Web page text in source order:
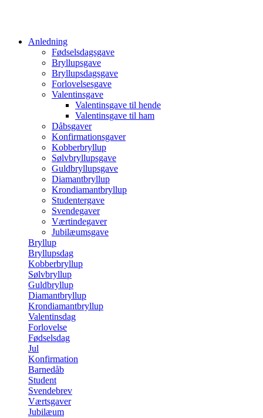
Anledning
Fødselsdagsgave
Bryllupsgave
Bryllupsdagsgave
Forlovelsesgave
Valentinsgave
Valentinsgave til hende
Valentinsgave til ham
Dåbsgaver
Konfirmationsgaver
Kobberbryllup
Sølvbryllupsgave
Guldbryllupsgave
Diamantbryllup
Krondiamantbryllup
Studentergave
Svendegaver
Værtindegaver
Jubilæumsgave
Bryllup
Bryllupsdag
Kobberbryllup
Sølvbryllup
Guldbryllup
Diamantbryllup
Krondiamantbryllup
Valentinsdag
Forlovelse
Fødselsdag
Jul
Konfirmation
Barnedåb
Student
Svendebrev
Værtsgaver
Jubilæum